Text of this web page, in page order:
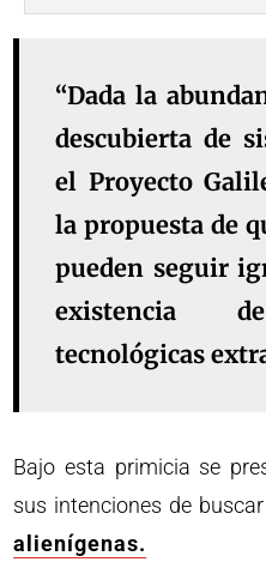
“Dada la
descubierta de
el Proyecto
la propuesta de
pueden seguir
existencia
tecnológicas
Bajo esta primicia se
sus intenciones de
alienígenas.